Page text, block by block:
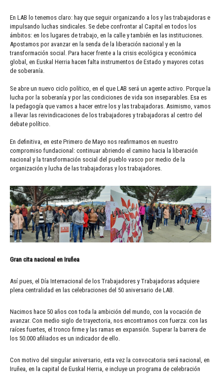
En LAB lo tenemos claro: hay que seguir organizando a los y las trabajadoras e
impulsando luchas sindicales. Se debe confrontar al Capital en todos los
ámbitos: en los lugares de trabajo, en la calle y también en las instituciones.
Apostamos por avanzar en la senda de la liberación nacional y en la
transformación social. Para hacer frente a la crisis ecológica y económica
global, en Euskal Herria hacen falta instrumentos de Estado y mayores cotas
de soberanía.
Se abre un nuevo ciclo político, en el que LAB será un agente activo. Porque la
lucha por la soberanía y por las condiciones de vida son inseparables. Esa es
la pedagogía que vamos a hacer entre los y las trabajadoras. Asimismo, vamos
a llevar las reivindicaciones de los trabajadores y trabajadoras al centro del
debate político.
En definitiva, en este Primero de Mayo nos reafirmamos en nuestro
compromiso fundacional: continuar abriendo el camino hacia la liberación
nacional y la transformación social del pueblo vasco por medio de la
organización y lucha de las trabajadoras y los trabajadores.
Gran cita nacional en Iruñea
Así pues, el Día Internacional de los Trabajadores y Trabajadoras adquiere
plena centralidad en las celebraciones del 50 aniversario de LAB.
Nacimos hace 50 años con toda la ambición del mundo, con la vocación de
avanzar. Con medio siglo de trayectoria, nos encontramos con fuerza: con las
raíces fuertes, el tronco firme y las ramas en expansión. Superar la barrera de
los 50.000 afiliados es un indicador de ello.
Con motivo del singular aniversario, esta vez la convocatoria será nacional, en
Iruñea, en la capital de Euskal Herria, e incluye un programa de celebración